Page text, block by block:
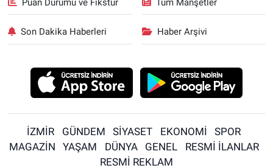
Puan Durumu ve Fikstür Tüm Manşetler
Son Dakika Haberleri Haber Arşivi
İZMİR GÜNDEM SİYASET EKONOMİ
SPOR
MAGAZİN
YAŞAM DÜNYA GENEL
RESMİ İLANLAR
RESMİ REKLAM